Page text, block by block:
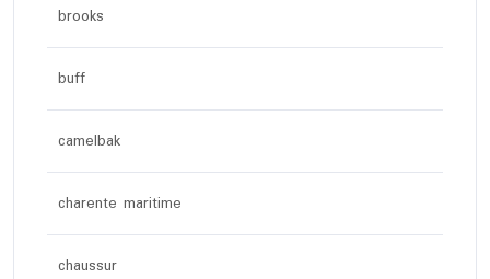
brooks
buff
camelbak
charente maritime
chaussur